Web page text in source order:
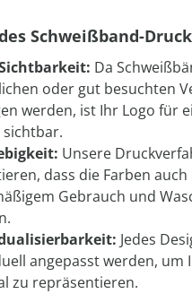
Schweißband-
Da
oder gut besuchten
werden, ist Ihr Logo für
sichtbar.
Unsere
dass die Farben auch
Gebrauch und
Jedes
angepasst werden, um
zu repräsentieren.